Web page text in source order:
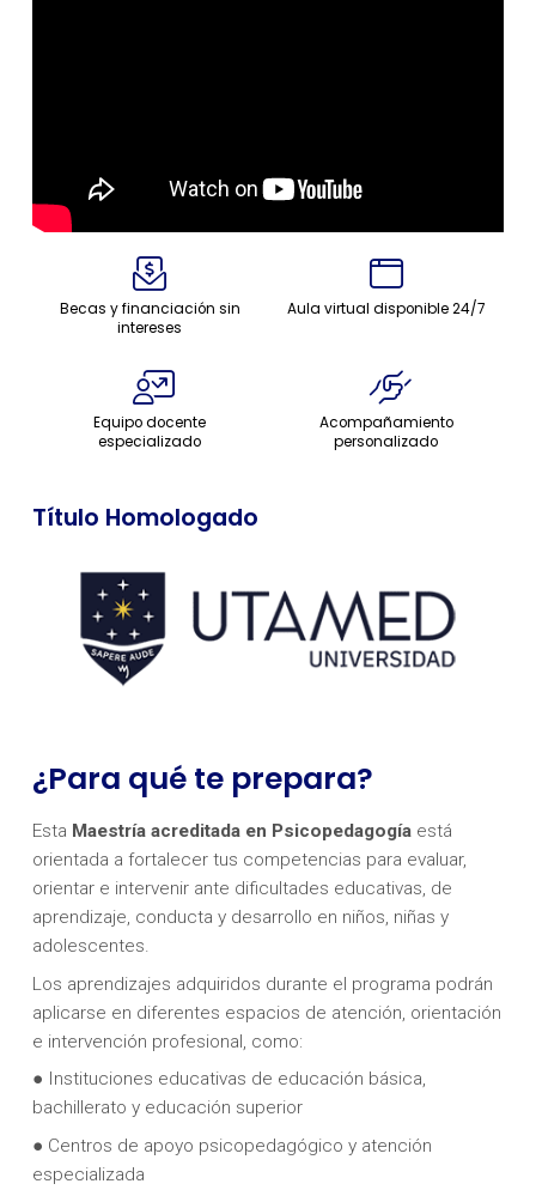
Becas y financiación sin
intereses
Aula virtual disponible 24/7
Equipo docente
especializado
Acompañamiento
personalizado
Título Homologado
¿Para qué te prepara?
Esta Maestría acreditada en Psicopedagogía está
orientada a fortalecer tus competencias para evaluar,
orientar e intervenir ante dificultades educativas, de
aprendizaje, conducta y desarrollo en niños, niñas y
adolescentes.
Los aprendizajes adquiridos durante el programa podrán
aplicarse en diferentes espacios de atención, orientación
e intervención profesional, como:
● Instituciones educativas de educación básica,
bachillerato y educación superior
● Centros de apoyo psicopedagógico y atención
especializada